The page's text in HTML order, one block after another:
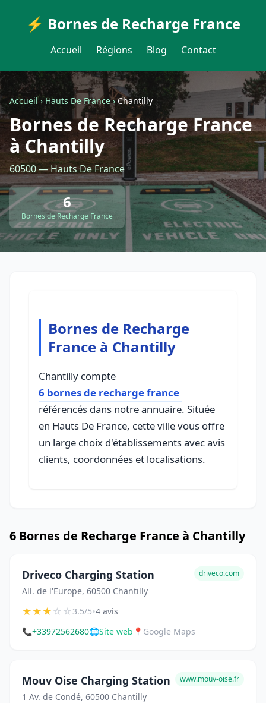
⚡ Bornes de Recharge France
Accueil Régions Blog Contact
Accueil›Hauts De France›Chantilly
Bornes de Recharge France
à Chantilly
60500 — Hauts De France
6
Bornes de Recharge France
Bornes de Recharge
France à Chantilly
Chantilly compte
6 bornes de recharge france
référencés dans notre annuaire. Située
en Hauts De France, cette ville vous offre
un large choix d'établissements avec avis
clients, coordonnées et localisations.
6 Bornes de Recharge France à Chantilly
Driveco Charging Station
All. de l'Europe, 60500 Chantilly
driveco.com
★★★☆☆3.5/5•4 avis
📞+33972562680🌐Site web 📍 Google Maps
Mouv Oise Charging Station
1 Av. de Condé, 60500 Chantilly
www.mouv-oise.fr